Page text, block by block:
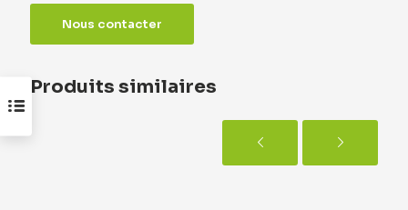
Nous contacter
Produits similaires